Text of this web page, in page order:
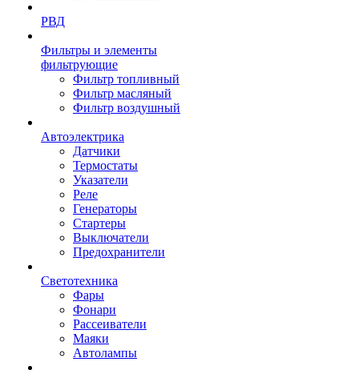
РВД
Фильтры и элементы
фильтрующие
Фильтр топливный
Фильтр масляный
Фильтр воздушный
Автоэлектрика
Датчики
Термостаты
Указатели
Реле
Генераторы
Стартеры
Выключатели
Предохранители
Светотехника
Фары
Фонари
Рассеиватели
Маяки
Автолампы